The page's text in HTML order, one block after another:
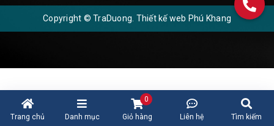
Trang chủ Danh mục
0
Giỏ hàng Liên hệ Tìm kiếm
Copyright © TraDuong. Thiết kế web Phú Khang